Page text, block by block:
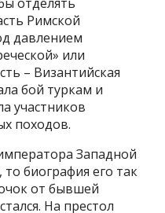
Римской
давлением
или
– Византийская
бой туркам и
участников
походов.
Западной
биография его так
от бывшей
На престол